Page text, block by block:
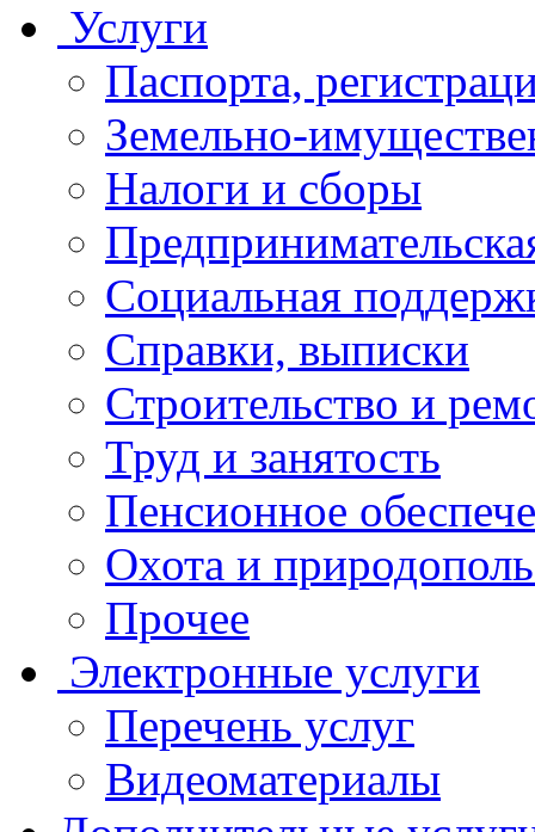
Услуги
Паспорта,
Земельно-
Налоги и сборы
Социальная
Справки, выписки
Строительство и
Труд и занятость
Пенсионное
Охота и
Прочее
Электронные услуги
Перечень услуг
Видеоматериалы